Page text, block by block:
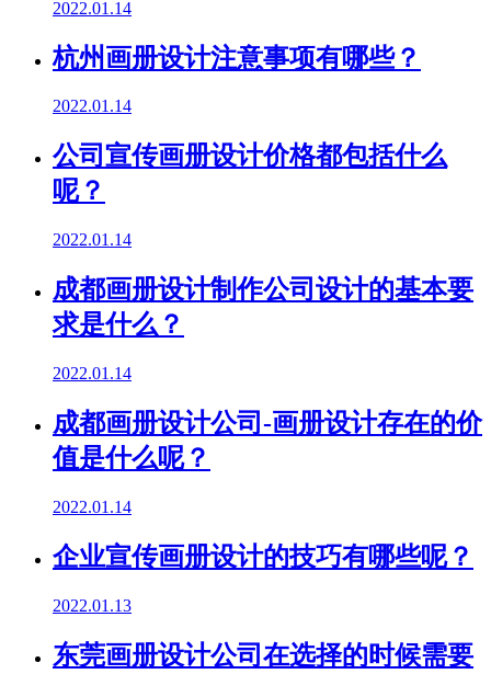
2022.01.14
杭州画册设计注意事项有哪些？
2022.01.14
公司宣传画册设计价格都包括什么
呢？
2022.01.14
成都画册设计制作公司设计的基本要
求是什么？
2022.01.14
成都画册设计公司-画册设计存在的价
值是什么呢？
2022.01.14
企业宣传画册设计的技巧有哪些呢？
2022.01.13
东莞画册设计公司在选择的时候需要